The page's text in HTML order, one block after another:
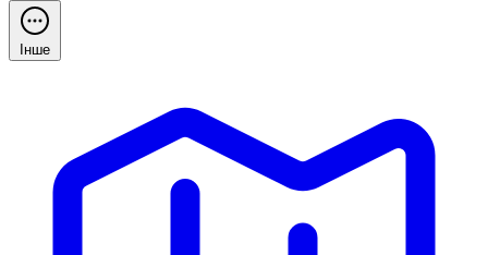
Інше